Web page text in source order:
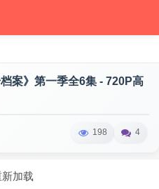
案》第一季全6集 - 720P高
198 4
新加载